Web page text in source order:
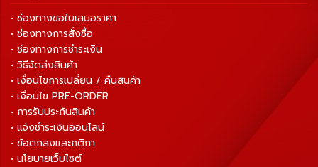
• ช่องทางขอใบเสนอราคา
• ช่องทางการสั่งซื้อ
• ช่องทางการชำระเงิน
• วิธีจัดส่งสินค้า
• เงื่อนไขการเปลี่ยน / คืนสินค้า
• เงื่อนไข PRE-ORDER
• การรับประกันสินค้า
• แจ้งชำระเงินออนไลน์
• ข้อตกลงและกติกา
• นโยบายเว็บไซต์